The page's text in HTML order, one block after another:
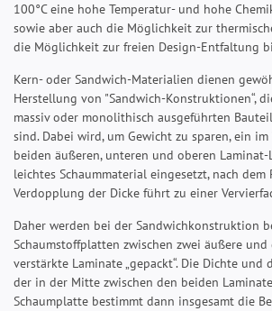
100°C eine hohe Temperatur- und hohe
sowie aber auch die Möglichkeit zur
die Möglichkeit zur freien Design-Entfaltung
Kern- oder Sandwich-Materialien dienen
Herstellung von "Sandwich-Konstruktionen“,
massiv oder monolithisch ausgeführten
sind. Dabei wird, um Gewicht zu sparen, ein
beiden äußeren, unteren und oberen
leichtes Schaummaterial eingesetzt, nach dem
Verdopplung der Dicke führt zu einer
Daher werden bei der Sandwichkonstruktion
Schaumstoffplatten zwischen zwei äußere und
verstärkte Laminate „gepackt“. Die Dichte und
der in der Mitte zwischen den beiden
Schaumplatte bestimmt dann insgesamt die